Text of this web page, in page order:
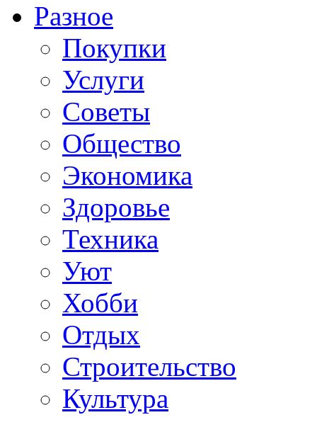
Разное
Покупки
Услуги
Советы
Общество
Экономика
Здоровье
Техника
Уют
Хобби
Отдых
Строительство
Культура